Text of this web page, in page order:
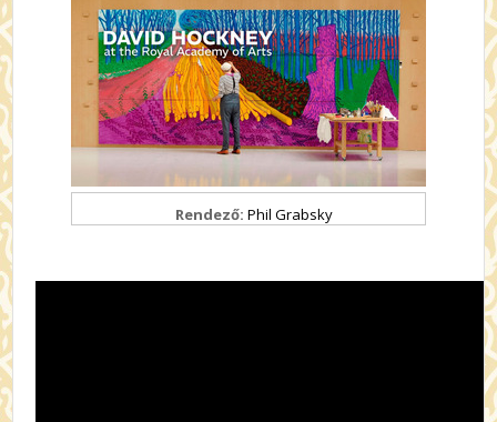
Rendező: Phil Grabsky